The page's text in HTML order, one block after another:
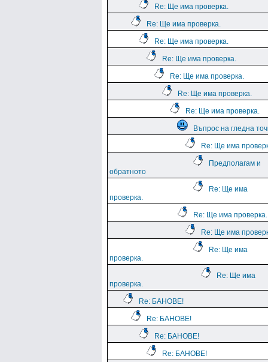
Re: Ще има проверка.
Re: Ще има проверка.
Re: Ще има проверка.
Re: Ще има проверка.
Re: Ще има проверка.
Re: Ще има проверка.
Re: Ще има проверка.
Въпрос на гледна
Re: Ще има
Предполагам и
обратното
Re: Ще има
проверка.
Re: Ще има проверка.
Re: Ще има
Re: Ще има
проверка.
Re: Ще има
проверка.
Re: БАНОВЕ!
Re: БАНОВЕ!
Re: БАНОВЕ!
Re: БАНОВЕ!